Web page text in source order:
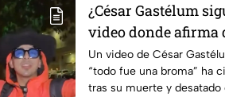
¿César Gastélum
video donde afirma
broma”
Un video de César
“todo fue una broma” ha
tras su muerte y